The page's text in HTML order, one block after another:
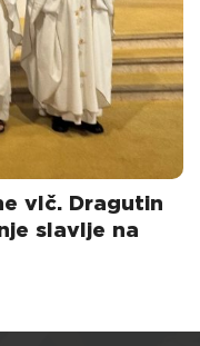
vlč. Dragutin
slavlje na